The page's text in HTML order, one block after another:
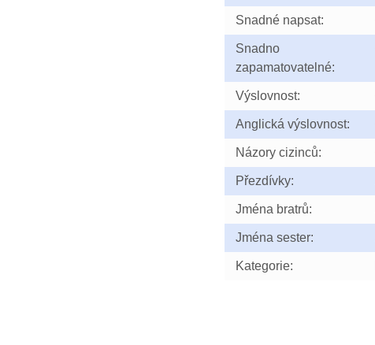
Snadné napsat:
Snadno
zapamatovatelné:
Výslovnost:
Anglická výslovnost:
Názory cizinců:
Přezdívky:
Jména bratrů:
Jména sester:
Kategorie: